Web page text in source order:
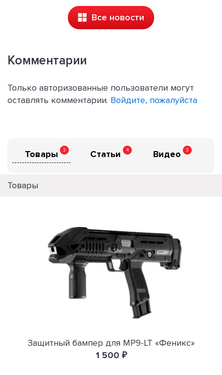
Все новости
Комментарии
Только авторизованные пользователи могут
оставлять комментарии. Войдите, пожалуйста
Товары 3 Статьи 4 Видео 3
Товары
Защитный бампер для MP9-LT «Феникс»
1 500 ₽